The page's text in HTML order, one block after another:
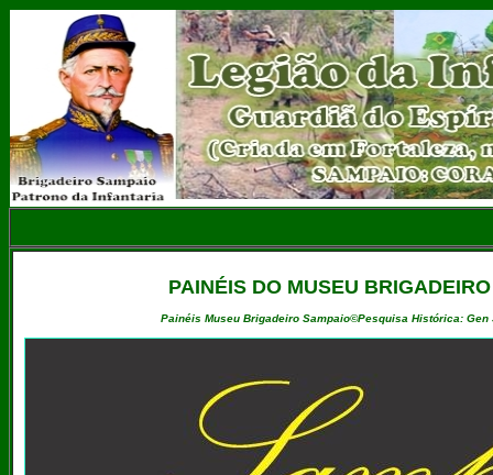
PAINÉIS DO MUSEU
Painéis Museu Brigadeiro Sampaio©Pesquisa Histórica: